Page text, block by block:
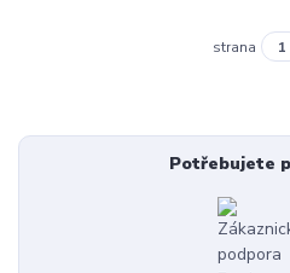
strana
Potřebujete